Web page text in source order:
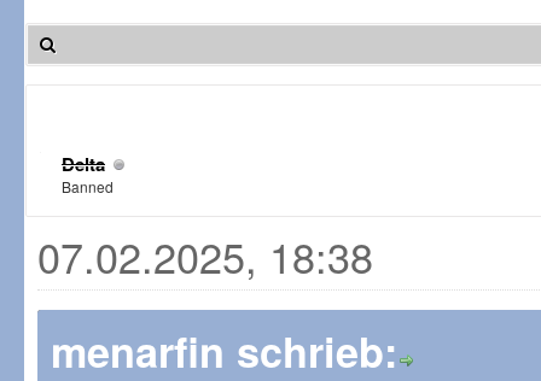
Delta
Banned
07.02.2025, 18:38
menarfin schrieb: